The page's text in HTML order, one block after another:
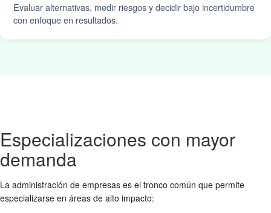
Evaluar alternativas, medir riesgos y decidir bajo incertidumbre
con enfoque en resultados.
Especializaciones con mayor
demanda
La administración de empresas es el tronco común que permite
especializarse en áreas de alto impacto: